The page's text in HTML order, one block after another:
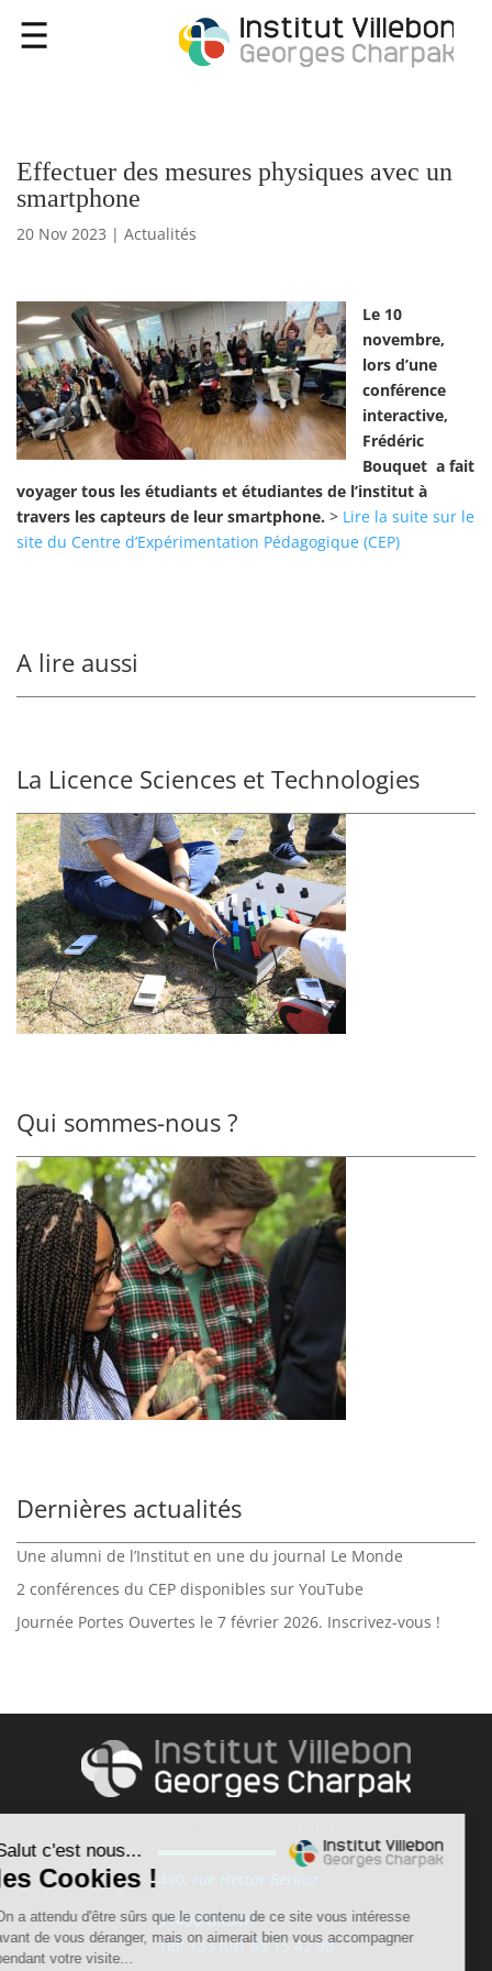
Effectuer des mesures physiques avec un
smartphone
20 Nov 2023 | Actualités
Le 10
novembre,
lors d’une
conférence
interactive,
Frédéric
Bouquet a fait
voyager tous les étudiants et étudiantes de l’institut à
travers les capteurs de leur smartphone. > Lire la suite sur le
site du Centre d’Expérimentation Pédagogique (CEP)
A lire aussi
La Licence Sciences et Technologies
Qui sommes-nous ?
Dernières actualités
Une alumni de l’Institut en une du journal Le Monde
2 conférences du CEP disponibles sur YouTube
Journée Portes Ouvertes le 7 février 2026. Inscrivez-vous !
490, rue Hector Berlioz
91400 ORSAY
Tél: +33 (0)1 69 15 42 98